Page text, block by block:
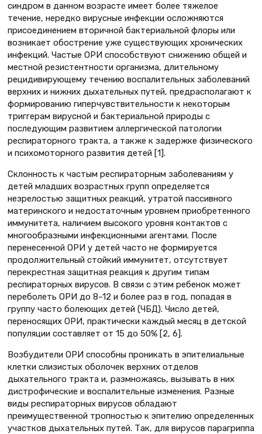
синдром в данном возрасте имеет более тяжелое
течение, нередко вирусные инфекции осложняются
присоединением вторичной бактериальной флоры или
возникает обострение уже существующих хронических
инфекций. Частые ОРИ способствуют снижению общей и
местной резистентности организма, длительному
рецидивирующему течению воспалительных заболеваний
верхних и нижних дыхательных путей, предрасполагают к
формированию гиперчувствительности к некоторым
триггерам вирусной и бактериальной природы с
последующим развитием аллергической патологии
респираторного тракта, а также к задержке физического
и психомоторного развития детей [1].
Склонность к частым респираторным заболеваниям у
детей младших возрастных групп определяется
незрелостью защитных реакций, утратой пассивного
материнского и недостаточным уровнем приобретенного
иммунитета, наличием высокого уровня контактов с
многообразными инфекционными агентами. После
перенесенной ОРИ у детей часто не формируется
продолжительный стойкий иммунитет, отсутствует
перекрестная защитная реакция к другим типам
респираторных вирусов. В связи с этим ребенок может
переболеть ОРИ до 8–12 и более раз в год, попадая в
группу часто болеющих детей (ЧБД). Число детей,
переносящих ОРИ, практически каждый месяц в детской
популяции составляет от 15 до 50% [2, 6].
Возбудители ОРИ способны проникать в эпителиальные
клетки слизистых оболочек верхних отделов
дыхательного тракта и, размножаясь, вызывать в них
дистрофические и воспалительные изменения. Разные
виды респираторных вирусов обладают
преимущественной тропностью к эпителию определенных
участков дыхательных путей. Так, для вирусов парагриппа